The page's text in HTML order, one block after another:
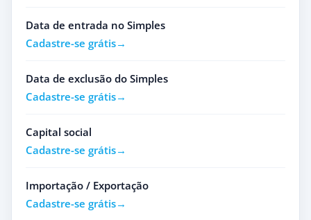
Data de entrada no Simples
Cadastre-se grátis
Data de exclusão do Simples
Cadastre-se grátis
Capital social
Cadastre-se grátis
Importação / Exportação
Cadastre-se grátis